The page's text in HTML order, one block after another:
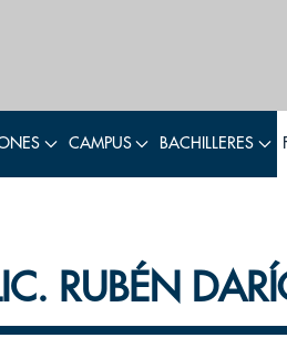
CAMPUS BACHILLERES
RUBÉN